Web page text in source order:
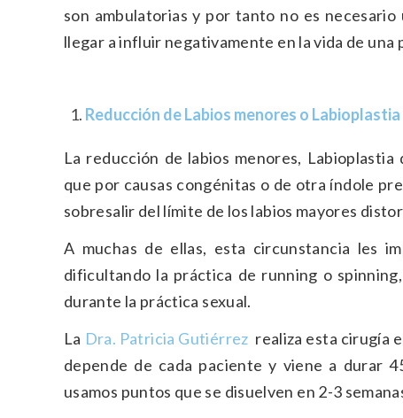
son ambulatorias y por tanto no es
llegar a influir negativamente en la vida de una
Reducción de Labios menores o Labioplastia
La reducción de labios menores,
que por causas congénitas o de otra índole
sobresalir del límite de los labios mayores
A muchas de ellas, esta circunstancia les
dificultando la práctica de running o
durante la práctica sexual.
La Dra. Patricia Gutiérrez
realiza esta cirugía
depende de cada paciente y viene a durar
usamos puntos que se disuelven en 2-3